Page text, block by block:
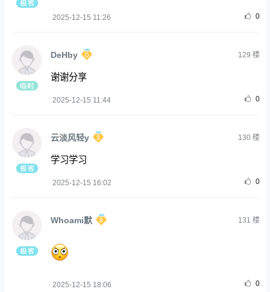
2025-12-15 11:26 0
DeHby 129 楼
谢谢分享
2025-12-15 11:44 0
云淡风轻y 130楼
学习学习
2025-12-15 16:02 0
Whoami默 131 楼
2025-12-15 18:06 0